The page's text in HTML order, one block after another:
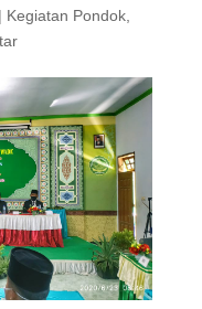
Kegiatan Pondok,